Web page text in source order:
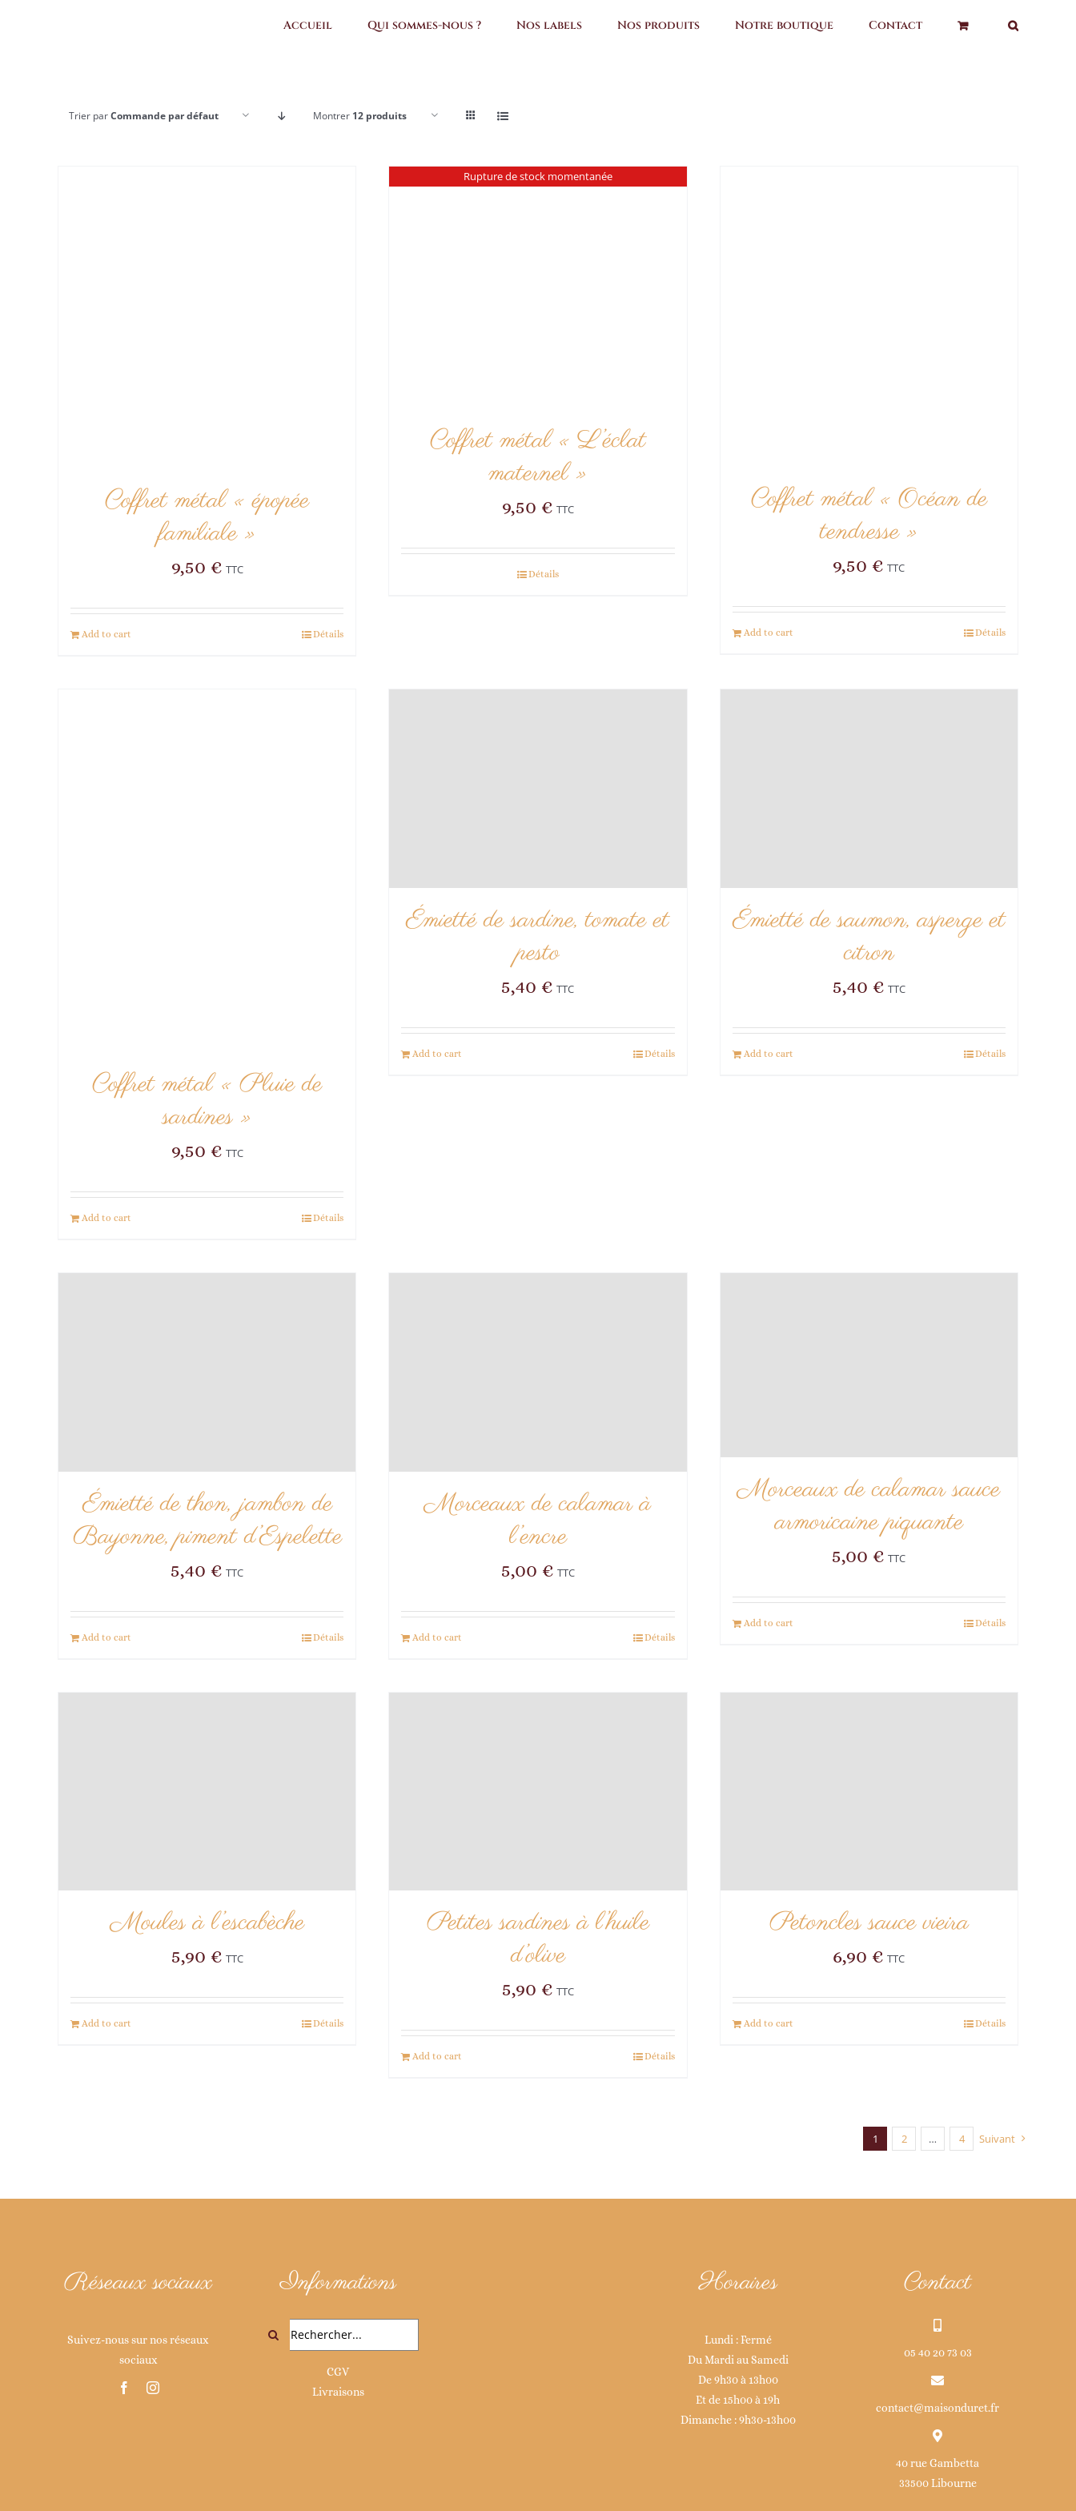
Accueil Qui sommes-nous ? Nos labels Nos produits Notre boutique Contact
Trier parCommande par défaut Montrer 12 produits
Coffret métal « épopée
familiale »
9,50 € TTC
Add to cart Détails
Rupture de stock momentanée
Coffret métal « L’éclat
maternel »
9,50 € TTC
Détails
Coffret métal « Océan de
tendresse »
9,50 € TTC
Add to cart Détails
Coffret métal « Pluie de
sardines »
9,50 € TTC
Add to cart Détails
Émietté de sardine, tomate et
pesto
5,40 € TTC
Add to cart Détails
Émietté de saumon, asperge et
citron
5,40 € TTC
Add to cart Détails
Émietté de thon, jambon de
Bayonne, piment d’Espelette
5,40 € TTC
Add to cart Détails
Morceaux de calamar à
l’encre
5,00 € TTC
Add to cart Détails
Morceaux de calamar sauce
armoricaine piquante
5,00 € TTC
Add to cart Détails
Moules à l’escabèche
5,90 € TTC
Add to cart Détails
Petites sardines à l’huile
d’olive
5,90 € TTC
Add to cart Détails
Petoncles sauce vieira
6,90 € TTC
Add to cart Détails
1 2 … 4 Suivant
Réseaux sociaux
Suivez-nous sur nos réseaux
sociaux
Informations
Rechercher:
CGV
Livraisons
Horaires
Lundi : Fermé
Du Mardi au Samedi
De 9h30 à 13h00
Et de 15h00 à 19h
Dimanche : 9h30-13h00
Contact
05 40 20 73 03
contact@maisonduret.fr
40 rue Gambetta
33500 Libourne